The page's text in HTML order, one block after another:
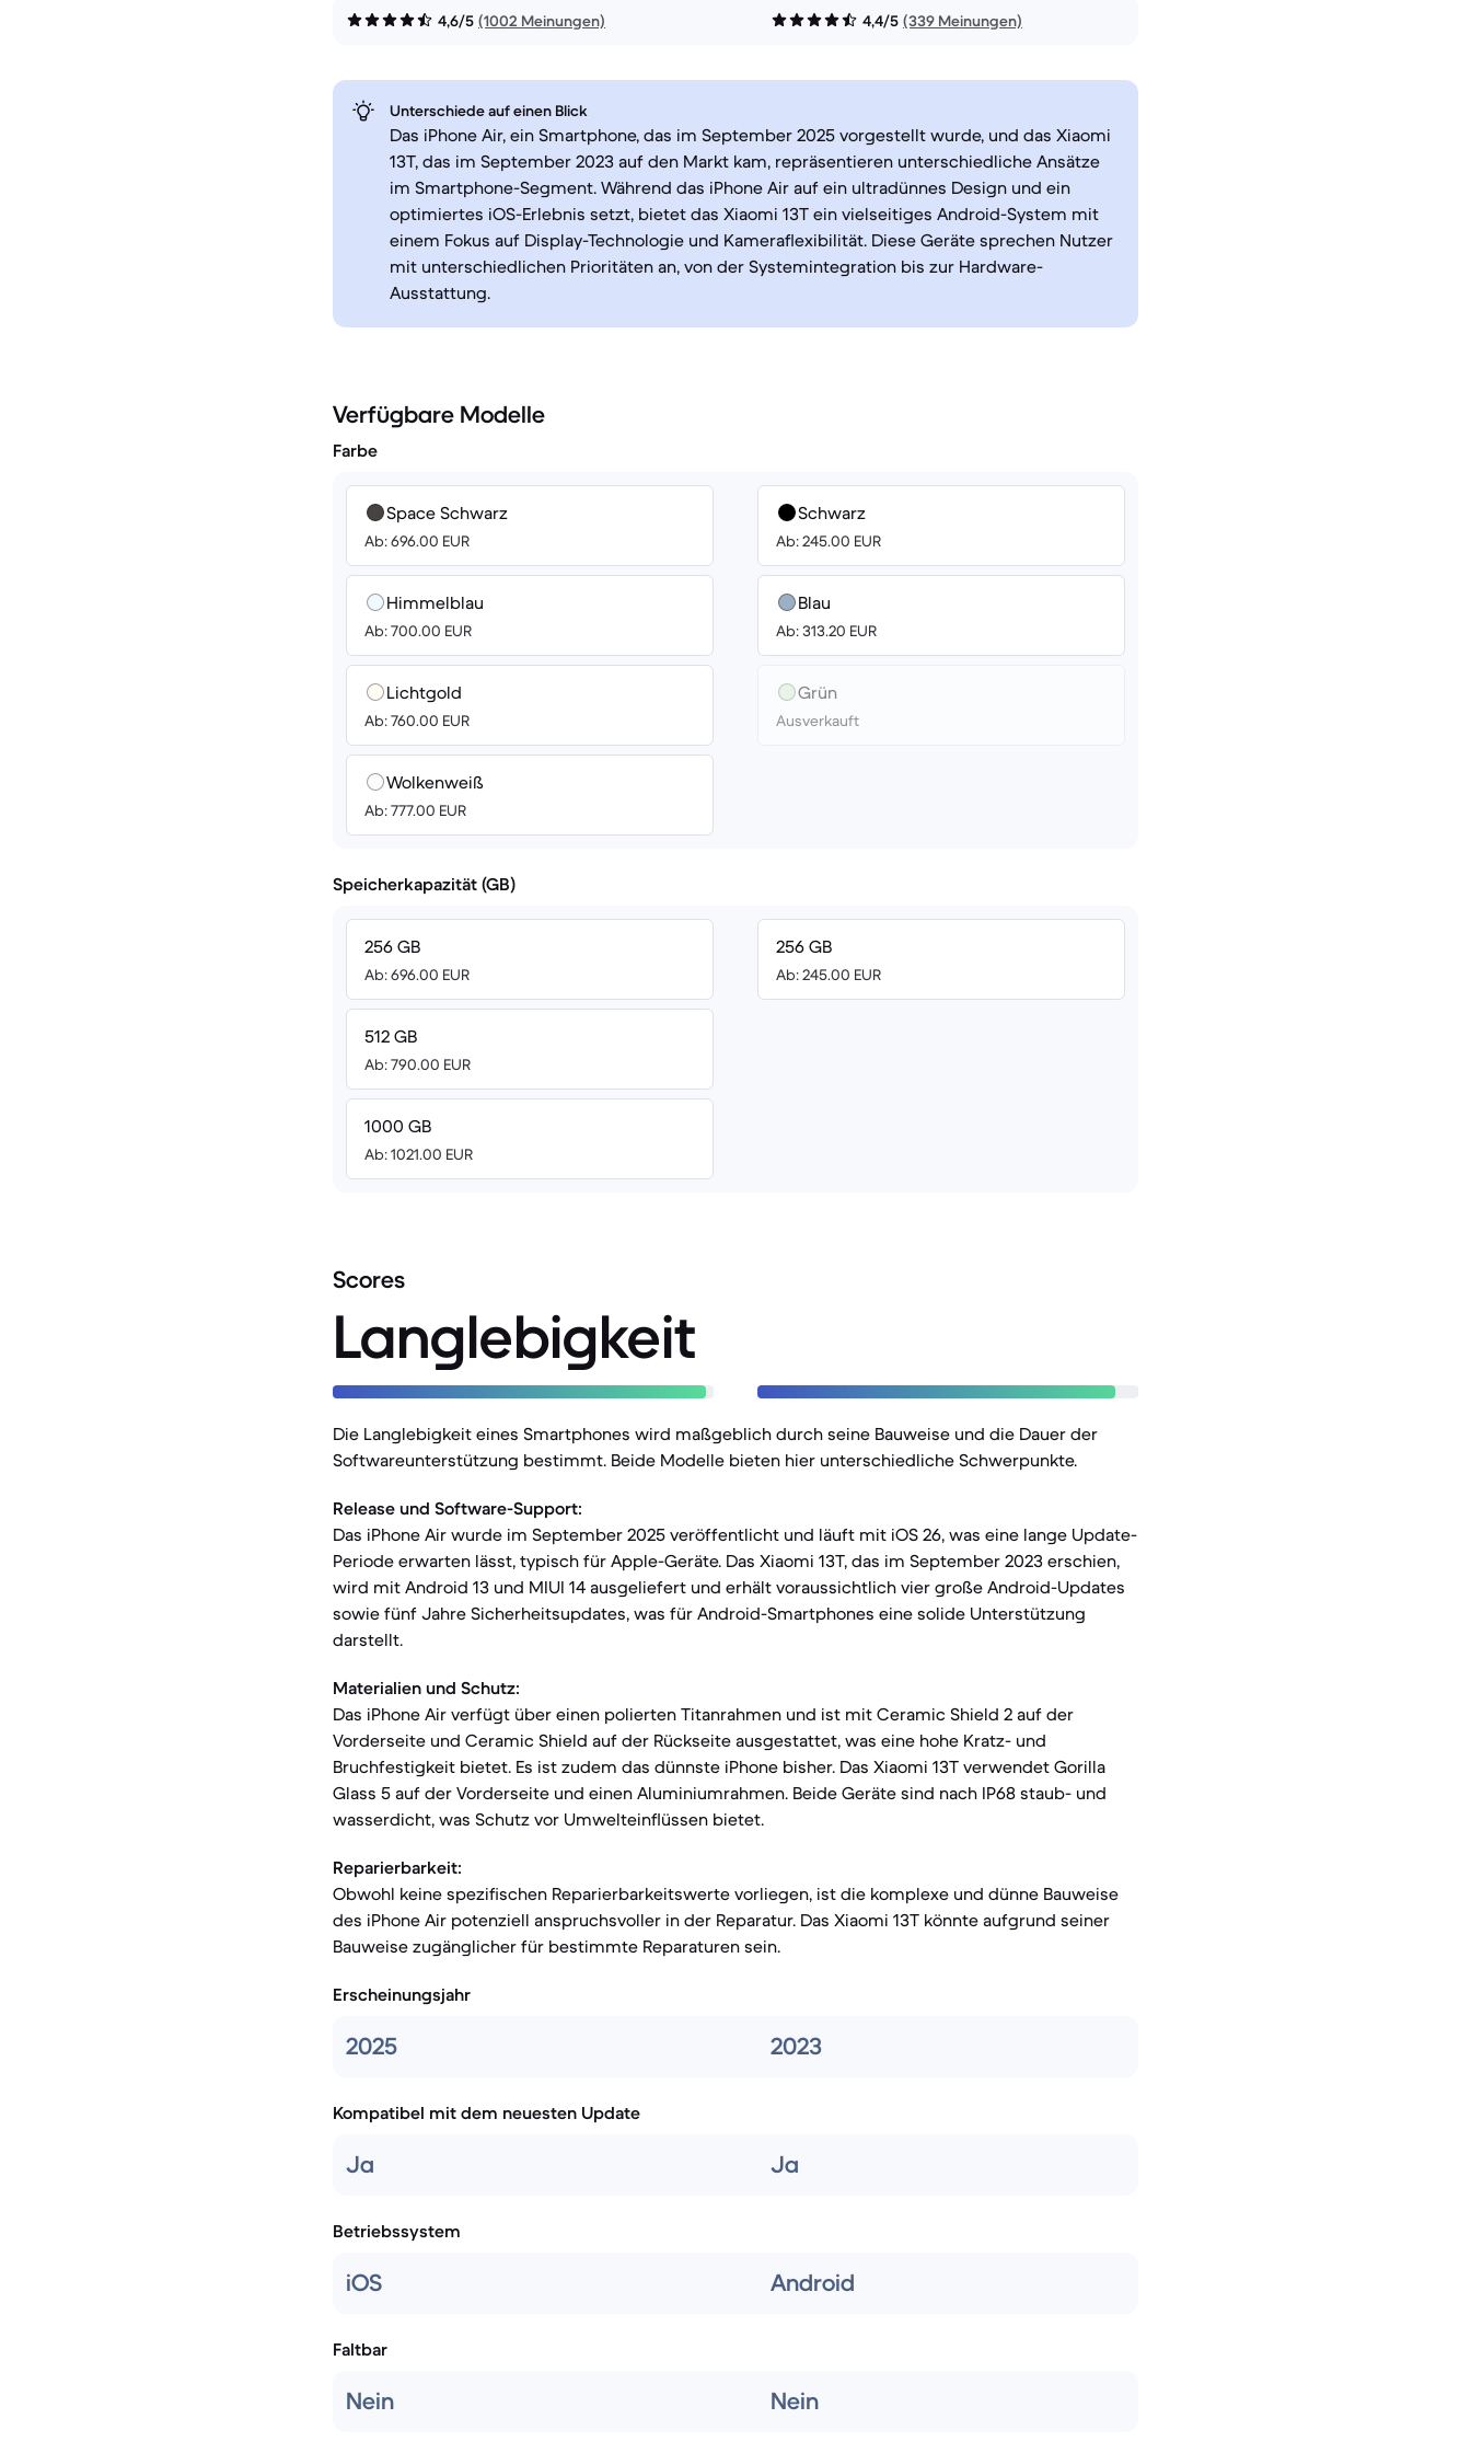
4,6/5 (1002 Meinungen) 4,4/5 (339 Meinungen)
Unterschiede auf einen Blick
Das iPhone Air, ein Smartphone, das im September 2025 vorgestellt wurde, und das Xiaomi
13T, das im September 2023 auf den Markt kam, repräsentieren unterschiedliche Ansätze
im Smartphone-Segment. Während das iPhone Air auf ein ultradünnes Design und ein
optimiertes iOS-Erlebnis setzt, bietet das Xiaomi 13T ein vielseitiges Android-System mit
einem Fokus auf Display-Technologie und Kameraflexibilität. Diese Geräte sprechen Nutzer
mit unterschiedlichen Prioritäten an, von der Systemintegration bis zur Hardware-
Ausstattung.
Verfügbare Modelle
Farbe
Space Schwarz
Ab: 696.00 EUR
Himmelblau
Ab: 700.00 EUR
Lichtgold
Ab: 760.00 EUR
Wolkenweiß
Ab: 777.00 EUR
Schwarz
Ab: 245.00 EUR
Blau
Ab: 313.20 EUR
Grün
Ausverkauft
Speicherkapazität (GB)
256 GB
Ab: 696.00 EUR
512 GB
Ab: 790.00 EUR
1000 GB
Ab: 1021.00 EUR
256 GB
Ab: 245.00 EUR
Scores
Langlebigkeit
Die Langlebigkeit eines Smartphones wird maßgeblich durch seine Bauweise und die Dauer der
Softwareunterstützung bestimmt. Beide Modelle bieten hier unterschiedliche Schwerpunkte.
Release und Software-Support:
Das iPhone Air wurde im September 2025 veröffentlicht und läuft mit iOS 26, was eine lange Update-
Periode erwarten lässt, typisch für Apple-Geräte. Das Xiaomi 13T, das im September 2023 erschien,
wird mit Android 13 und MIUI 14 ausgeliefert und erhält voraussichtlich vier große Android-Updates
sowie fünf Jahre Sicherheitsupdates, was für Android-Smartphones eine solide Unterstützung
darstellt.
Materialien und Schutz:
Das iPhone Air verfügt über einen polierten Titanrahmen und ist mit Ceramic Shield 2 auf der
Vorderseite und Ceramic Shield auf der Rückseite ausgestattet, was eine hohe Kratz- und
Bruchfestigkeit bietet. Es ist zudem das dünnste iPhone bisher. Das Xiaomi 13T verwendet Gorilla
Glass 5 auf der Vorderseite und einen Aluminiumrahmen. Beide Geräte sind nach IP68 staub- und
wasserdicht, was Schutz vor Umwelteinflüssen bietet.
Reparierbarkeit:
Obwohl keine spezifischen Reparierbarkeitswerte vorliegen, ist die komplexe und dünne Bauweise
des iPhone Air potenziell anspruchsvoller in der Reparatur. Das Xiaomi 13T könnte aufgrund seiner
Bauweise zugänglicher für bestimmte Reparaturen sein.
Erscheinungsjahr
2025 2023
Kompatibel mit dem neuesten Update
Ja Ja
Betriebssystem
iOS Android
Faltbar
Nein Nein